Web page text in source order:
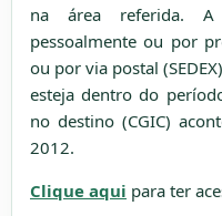
na área referida.
pessoalmente ou por
ou por via postal
esteja dentro do
no destino (CGIC)
2012.
Clique aqui para ter